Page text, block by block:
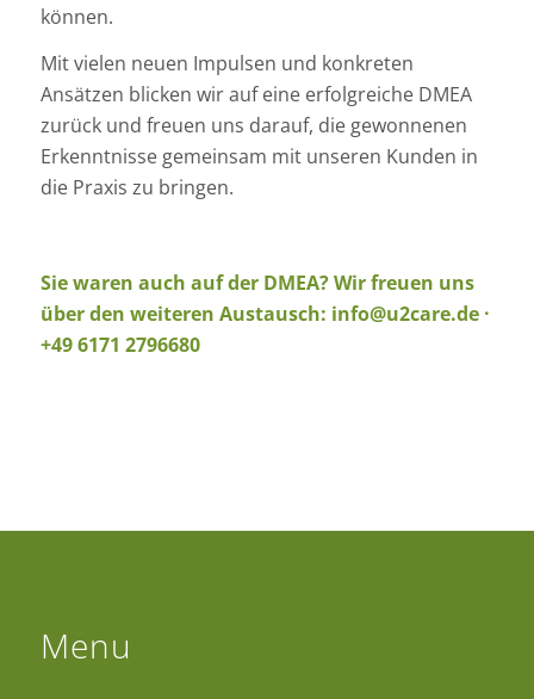
können.
Mit vielen neuen Impulsen und konkreten
Ansätzen blicken wir auf eine erfolgreiche DMEA
zurück und freuen uns darauf, die gewonnenen
Erkenntnisse gemeinsam mit unseren Kunden in
die Praxis zu bringen.
Sie waren auch auf der DMEA? Wir freuen uns
überden weiteren Austausch: info@u2care.de·
+49 6171 2796680
Menu